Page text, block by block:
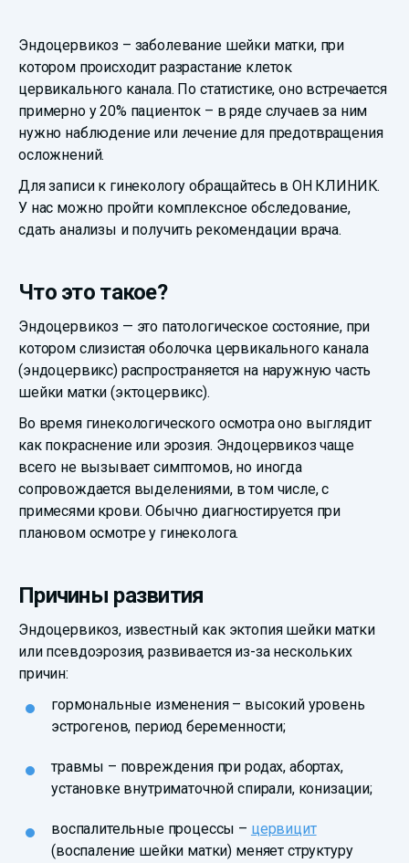
Эндоцервикоз – заболевание шейки матки, при
котором происходит разрастание клеток
цервикального канала. По статистике, оно встречается
примерно у 20% пациенток – в ряде случаев за ним
нужно наблюдение или лечение для предотвращения
осложнений.
Для записи к гинекологу обращайтесь в ОН КЛИНИК.
У нас можно пройти комплексное обследование,
сдать анализы и получить рекомендации врача.
Что это такое?
Эндоцервикоз — это патологическое состояние, при
котором слизистая оболочка цервикального канала
(эндоцервикс) распространяется на наружную часть
шейки матки (эктоцервикс).
Во время гинекологического осмотра оно выглядит
как покраснение или эрозия. Эндоцервикоз чаще
всего не вызывает симптомов, но иногда
сопровождается выделениями, в том числе, с
примесями крови. Обычно диагностируется при
плановом осмотре у гинеколога.
Причины развития
Эндоцервикоз, известный как эктопия шейки матки
или псевдоэрозия, развивается из-за нескольких
причин:
гормональные изменения – высокий уровень
эстрогенов, период беременности;
травмы – повреждения при родах, абортах,
установке внутриматочной спирали, конизации;
воспалительные процессы – цервицит
(воспаление шейки матки) меняет структуру